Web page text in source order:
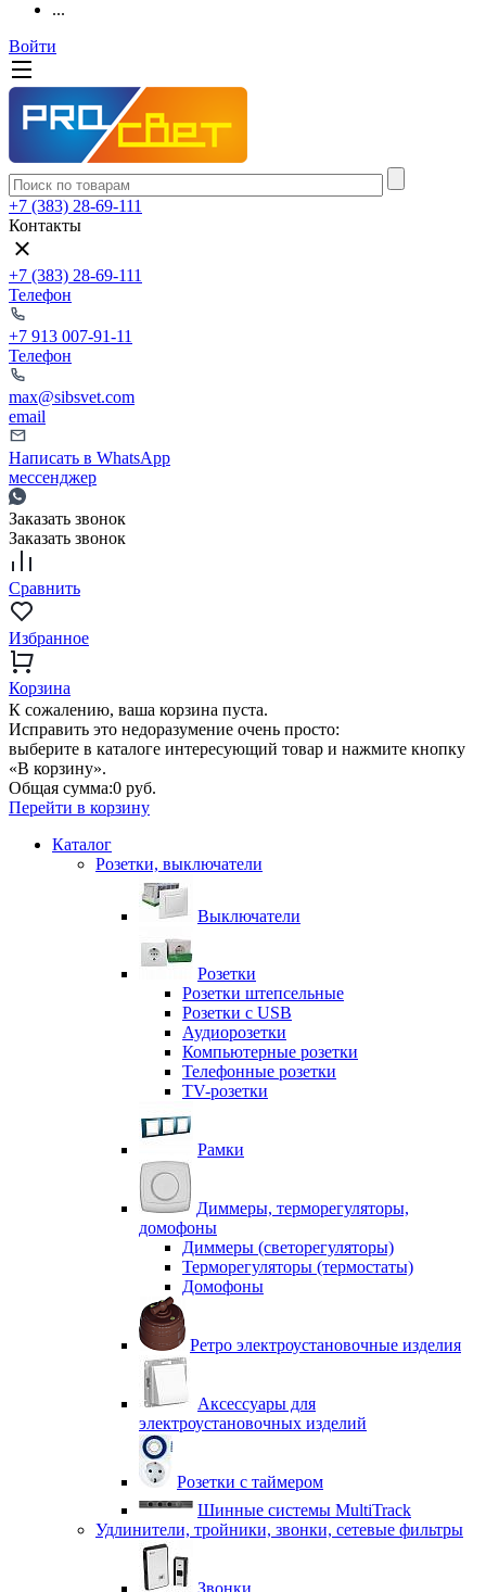
...
Войти
+7 (383) 28-69-111
Контакты
+7 (383) 28-69-111
Телефон
+7 913 007-91-11
Телефон
max@sibsvet.com
email
Написать в WhatsApp
мессенджер
Заказать звонок
Заказать звонок
Сравнить
Избранное
Корзина
К сожалению, ваша корзина пуста.
Исправить это недоразумение очень просто:
выберите в каталоге интересующий товар и нажмите кнопку
«В корзину».
Общая сумма:0 руб.
Перейти в корзину
Каталог
Розетки, выключатели
Выключатели
Розетки
Розетки штепсельные
Розетки с USB
Аудиорозетки
Компьютерные розетки
Телефонные розетки
TV-розетки
Рамки
Диммеры, терморегуляторы,
домофоны
Диммеры (светорегуляторы)
Терморегуляторы (термостаты)
Домофоны
Ретро электроустановочные изделия
Аксессуары для
электроустановочных изделий
Розетки с таймером
Шинные системы MultiTrack
Удлинители, тройники, звонки, сетевые фильтры
Звонки